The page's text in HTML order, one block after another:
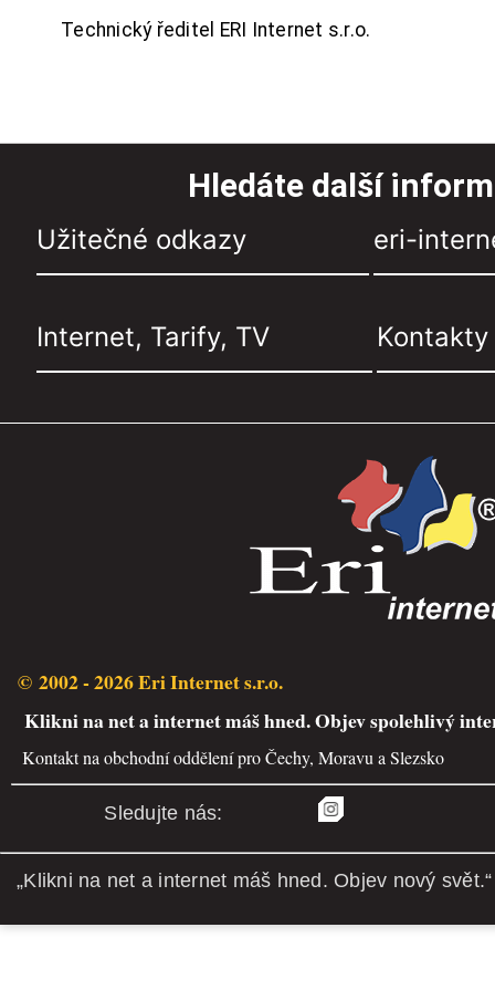
Technický ředitel ERI Internet s.r.o.
Hledáte další
Užitečné odkazy eri-
Internet, Tarify, TV Kontakty
© 2002 - 2026 Eri Internet s.r.o.
Klikni na net a internet máš hned. Objev spolehlivý
Kontakt na obchodní oddělení pro Čechy, Moravu a Slezsko
Sledujte nás:
„Klikni na net a internet máš hned. Objev nový svět.“